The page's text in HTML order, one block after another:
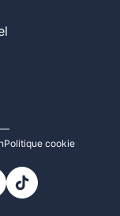
Politique cookie